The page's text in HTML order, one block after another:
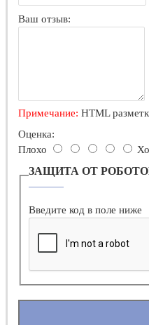
Ваш отзыв:
Примечание: HTML
Оценка:
Плохо
ЗАЩИТА ОТ
Введите код в поле ниже